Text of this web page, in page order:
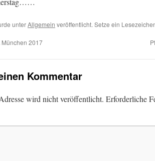
unterAllgemein veröffentlicht. Setze ein
2017
Kommentar
wird nicht veröffentlicht. Erforderliche